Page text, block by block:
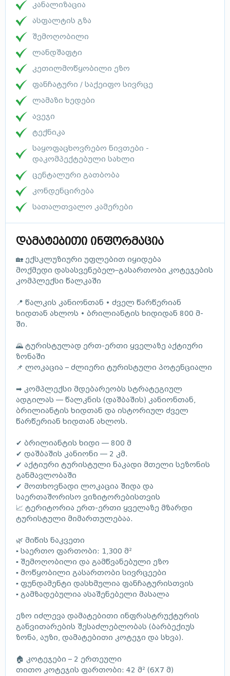
კანალიზაცია
ასფალტის გზა
შემოღობილი
ლანდშაფტი
კეთილმოწყობილი ეზო
ფანჩატური / საქეიფო სივრცე
ლამაზი ხედები
ავეჯი
ტექნიკა
საყოფაცხოვრებო ნივთები -
დაკომპექტებული სახლი
ცენტალური გათბობა
კონდენცირება
სათალთვალო კამერები
დამატებითი ინფორმაცია
🏡 ექსკლუზიური უფლებით იყიდება
მოქმედი დასასვენებელ–გასართობი კოტეჯების
კომპლექსი წალკაში
📍 წალკის კანიონთან • ძველ წარწერიან
ხიდთან ახლოს • ბრილიანტის ხიდიდან 800 მ-
ში.
🌄 ტურისტულად ერთ-ერთი ყველაზე აქტიური
ზონაში
📌 ლოკაცია – ძლიერი ტურისტული პოტენციალი
➡ კომპლექსი მდებარეობს სტრატეგიულ
ადგილას — წალკნის (დაშბაშის) კანიონთან,
ბრილიანტის ხიდთან და ისტორიულ ძველ
წარწერიან ხიდთან ახლოს.
✔ ბრილიანტის ხიდი — 800 მ
✔ დაშბაშის კანიონი — 2 კმ.
✔ აქტიური ტურისტული ნაკადი მთელი სეზონის
განმავლობაში
✔ მოთხოვნადი ლოკაცია შიდა და
საერთაშორისო ვიზიტორებისთვის
📈 ტერიტორია ერთ-ერთი ყველაზე მზარდი
ტურისტული მიმართულებაა.
🌿 მიწის ნაკვეთი
▪ საერთო ფართობი: 1,300 მ²
▪ შემოღობილი და გამწვანებული ეზო
▪ მოწყობილი გასართობი სივრცეები
▪ ფუნდამენტი დასხმულია ფანჩატურისთვის
▪ გამზადებულია ასაშენებელი მასალა
ეზო იძლევა დამატებითი ინფრასტრუქტურის
განვითარების შესაძლებლობას (ბარბექიუს
ზონა, აუზი, დამატებითი კოტეჯი და სხვა).
🏠 კოტეჯები – 2 ერთეული
თითო კოტეჯის ფართობი: 42 მ² (6X7 მ)